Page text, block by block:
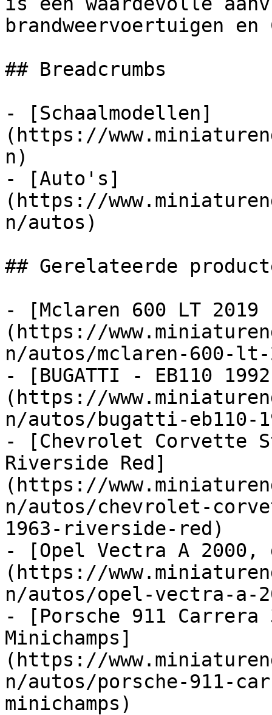
brandweervoertuigen
## Breadcrumbs
- [Schaalmodellen]
(https://
n)
- [Auto's]
(https://
n/autos)
## Gerelateerde
- [Mclaren 600 LT
(https://
n/autos/mclaren-600-
- [BUGATTI - EB110
(https://
n/autos/bugatti-eb110-
- [Chevrolet Corvette
Riverside Red]
(https://
n/autos/chevrolet-
1963-riverside-red)
- [Opel Vectra A 2000,
(https://
n/autos/opel-vectra-a-
- [Porsche 911
Minichamps]
(https://
n/autos/porsche-911-
minichamps)